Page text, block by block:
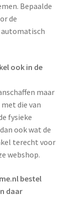
Bepaalde
de
automatisch
ook in de
maar
die van
fysieke
ook wat de
terecht voor
webshop.
bestel
daar